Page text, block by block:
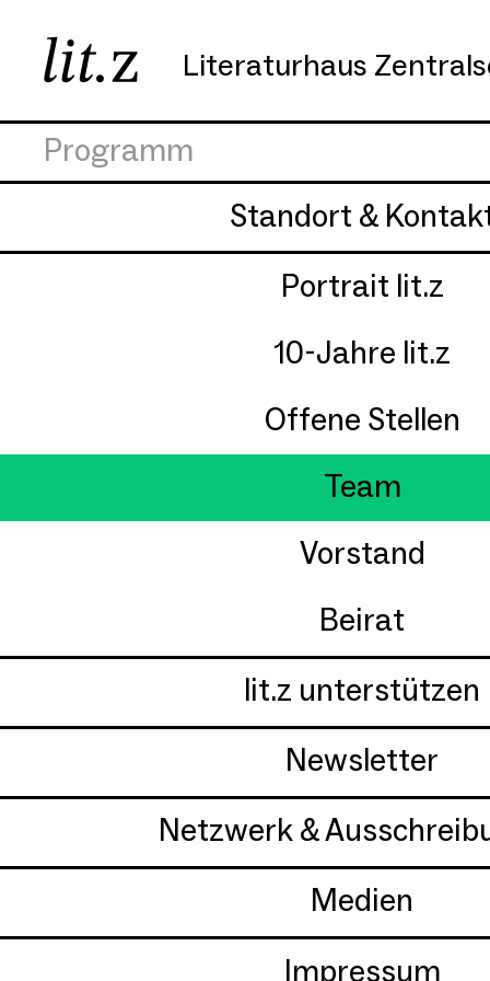
Literaturhaus
Programm
Standort &
Portrait lit.z
10-Jahre lit.z
Offene Stellen
Team
Vorstand
Beirat
lit.z unterstützen
Newsletter
Netzwerk &
Medien
Impressum